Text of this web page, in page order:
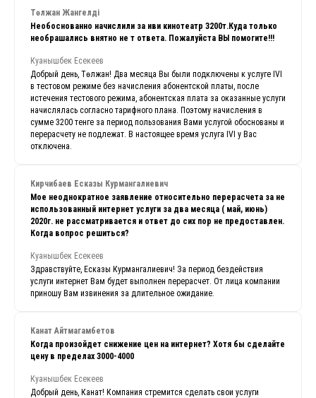
Төлжан Жангелді
Необоснованно начислили за иви кинотеатр 3200т.Куда только
необрашались внятно не т ответа. Пожалуйста ВЫ помогите!!!
Куанышбек Есекеев
Добрый день, Төлжан! Два месяца Вы были подключены к услуге IVI
в тестовом режиме без начисления абонентской платы, после
истечения тестового режима, абонентская плата за оказанные услуги
начислялась согласно тарифного плана. Поэтому начисления в
сумме 3200 тенге за период пользования Вами услугой обоснованы и
перерасчету не подлежат. В настоящее время услуга IVI у Вас
отключена.
Кирчибаев Есказы Курмангалиевич
Мое неоднократное заявление относительно перерасчета за не
использованный интернет услуги за два месяца ( май, июнь)
2020г. не рассматривается и ответ до сих пор не предоставлен.
Когда вопрос решиться?
Куанышбек Есекеев
Здравствуйте, Есказы Курмангалиевич! За период бездействия
услуги интернет Вам будет выполнен перерасчет. От лица компании
приношу Вам извинения за длительное ожидание.
Канат Айтмагамбетов
Когда произойдет снижение цен на интернет? Хотя бы сделайте
цену в пределах 3000-4000
Куанышбек Есекеев
Добрый день, Канат! Компания стремится сделать свои услуги